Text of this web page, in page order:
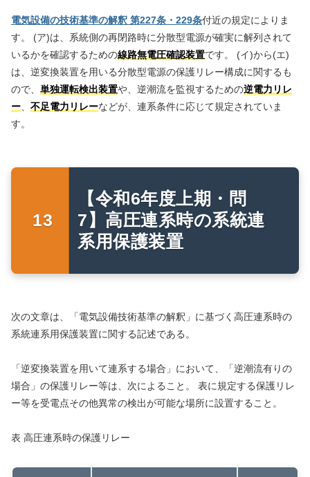
電気設備の技術基準の解釈 第227条・229条付近の規定によりま
す。 (ア)は、系統側の再閉路時に分散型電源が確実に解列されて
いるかを確認するための線路無電圧確認装置です。 (イ)から(エ)
は、逆変換装置を用いる分散型電源の保護リレー構成に関するも
ので、 単独運転検出装置や、逆潮流を監視するための逆電力リレ
ー
不足電力リレーなどが、連系条件に応じて規定されていま
す。
【令和6年度上期・問
7】高圧連系時の系統連
系用保護装置
次の文章は、「電気設備技術基準の解釈」に基づく高圧連系時の
系統連系用保護装置に関する記述である。
「逆変換装置を用いて連系する場合」において、「逆潮流有りの
場合」の保護リレー等は、次によること。 表に規定する保護リレ
ー等を受電点その他異常の検出が可能な場所に設置すること。
表 高圧連系時の保護リレー